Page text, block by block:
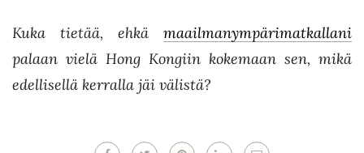
Kuka tietää, ehkä maailmanympärimatkallani
palaan vielä Hong Kongiin kokemaan sen, mikä
edellisellä kerralla jäi välistä?